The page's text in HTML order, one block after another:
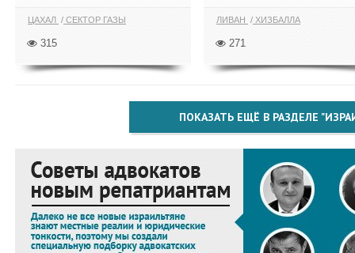
ЦАХАЛ СЕКТОР ГАЗЫ
315
ЛИВАН ХИЗБАЛЛА
271
ПОКАЗАТЬ ЕЩЁ В РАЗДЕЛЕ